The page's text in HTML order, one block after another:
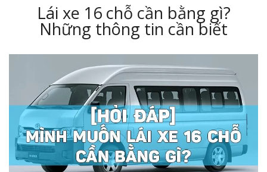
Lái xe 16 chỗ cần bằng gì?
Những thông tin cần biết